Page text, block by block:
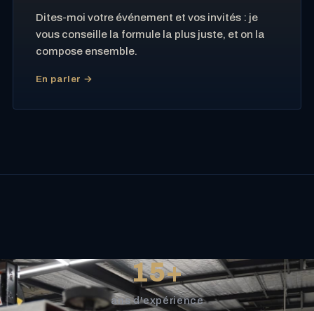
Dites-moi votre événement et vos invités : je
vous conseille la formule la plus juste, et on la
compose ensemble.
En parler →
15+
ans d'expérience